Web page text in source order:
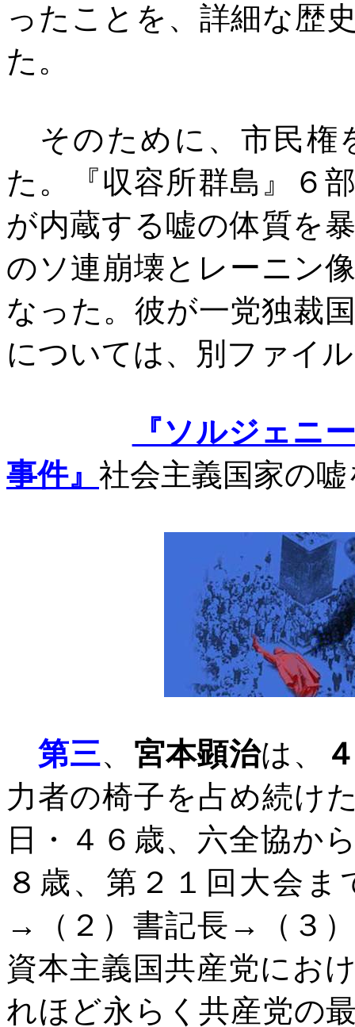
ったことを、詳細な歴
た。
そのために、市民権
た。『収容所群島』６
が内蔵する嘘の体質を
のソ連崩壊とレーニン
なった。彼が一党独裁
については、別ファイ
『ソルジェニ
事件』 社会主義国家の
第三、 宮本顕治は、
力者の椅子を占め続け
日・４６歳、六全協か
８歳、第２１回大会
→（２）書記長→（３
資本主義国共産党にお
れほど永らく共産党の